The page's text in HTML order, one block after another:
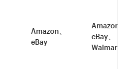
Amazon、
eBay
Amazon
eBay、
Walmart